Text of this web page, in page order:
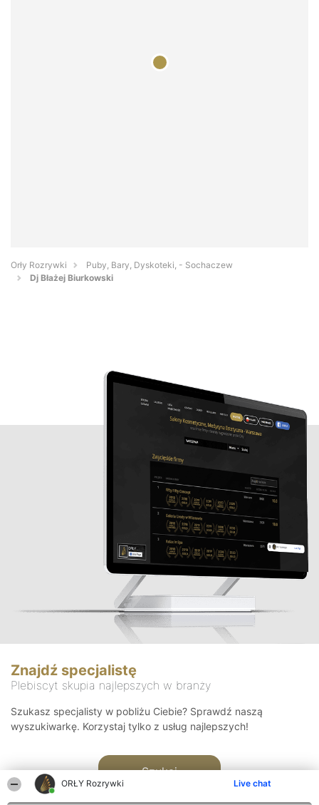
ORŁY Rozrywki Live chat
Orły Rozrywki
Puby, Bary, Dyskoteki, - Sochaczew
Dj Błażej Biurkowski
Znajdź specjalistę
Plebiscyt skupia najlepszych w branży
Szukasz specjalisty w pobliżu Ciebie? Sprawdź naszą
wyszukiwarkę. Korzystaj tylko z usług najlepszych!
Szukaj